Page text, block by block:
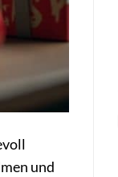
und